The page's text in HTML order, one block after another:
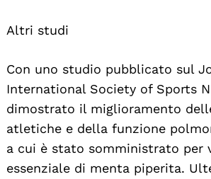
Altri studi
Con uno studio pubblicato sul
International Society of Sports
dimostrato il miglioramento
atletiche e della funzione
a cui è stato somministrato per
essenziale di menta piperita.